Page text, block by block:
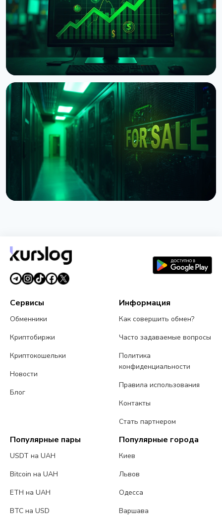
4 августа 2026 г. 5 мин чтения
НОВОСТЬ
Хедж-фонд Ашенбреннера продал акции
майнеров на $1 млрд, IREN взлетел на 27%
30 июля 2026 г. 4 мин чтения
24 июля 2026 г.4 мин чтения
Сервисы
Обменники
Криптобиржи
Криптокошельки
Новости
Блог
Информация
Как совершить обмен?
Часто задаваемые вопросы
Политика
конфиденциальности
Правила использования
Контакты
Стать партнером
Популярные пары
USDT на UAH
Bitcoin на UAH
ETH на UAH
BTC на USD
Популярные города
Киев
Львов
Одесса
Варшава